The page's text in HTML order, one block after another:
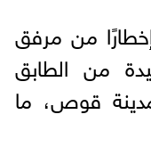
إخطارًا من مرفق
من الطابق
قوص، ما